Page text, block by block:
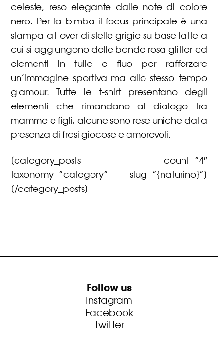
celeste, reso elegante dalle note di colore
nero. Per la bimba il focus principale è una
stampa all-over di stelle grigie su base latte a
cui si aggiungono delle bande rosa glitter ed
elementi in tulle e fluo per rafforzare
un’immagine sportiva ma allo stesso tempo
glamour. Tutte le t-shirt presentano degli
elementi che rimandano al dialogo tra
mamme e figli, alcune sono rese uniche dalla
presenza di frasi giocose e amorevoli.
[category_posts count=”4″
taxonomy=”category” slug=”{naturino}”]
[/category_posts]
Follow us
Instagram
Facebook
Twitter